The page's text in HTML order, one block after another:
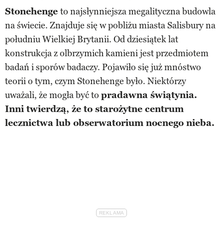
Stonehenge to najsłynniejsza megalityczna budowla
na świecie. Znajduje się w pobliżu miasta Salisbury na
południu Wielkiej Brytanii. Od dziesiątek lat
konstrukcja z olbrzymich kamieni jest przedmiotem
badań i sporów badaczy. Pojawiło się już mnóstwo
teorii o tym, czym Stonehenge było. Niektórzy
uważali, że mogła być to pradawna świątynia.
Inni twierdzą, że to starożytne centrum
lecznictwa lub obserwatorium nocnego nieba.